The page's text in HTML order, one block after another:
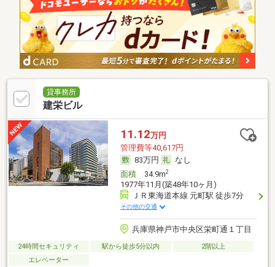
貸事務所
建栄ビル
11.12万円
管理費等40,617円
83万円
なし
面積34.9m2
1977年11月(築48年10ヶ月)
ＪＲ東海道本線 元町駅 徒歩7分
その他の交通
兵庫県神戸市中央区栄町通１丁目
24時間セキュリティ 駅から徒歩5分以内
2階以上
エレベーター